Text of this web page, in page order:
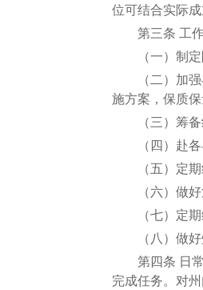
位可结合实际
第三条 工作
（一）制定阶
（二）加强与
施方案，保质保
（三）筹备组
（四）赴各县
（五）定期组
（六）做好治
（七）定期编
（八）做好州
第四条 日常
完成任务。对